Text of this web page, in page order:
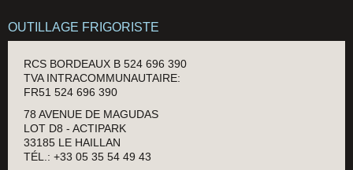
OUTILLAGE FRIGORISTE
RCS BORDEAUX B 524 696 390
TVA INTRACOMMUNAUTAIRE:
FR51 524 696 390
78 AVENUE DE MAGUDAS
LOT D8 - ACTIPARK
33185 LE HAILLAN
TÉL.: +33 05 35 54 49 43